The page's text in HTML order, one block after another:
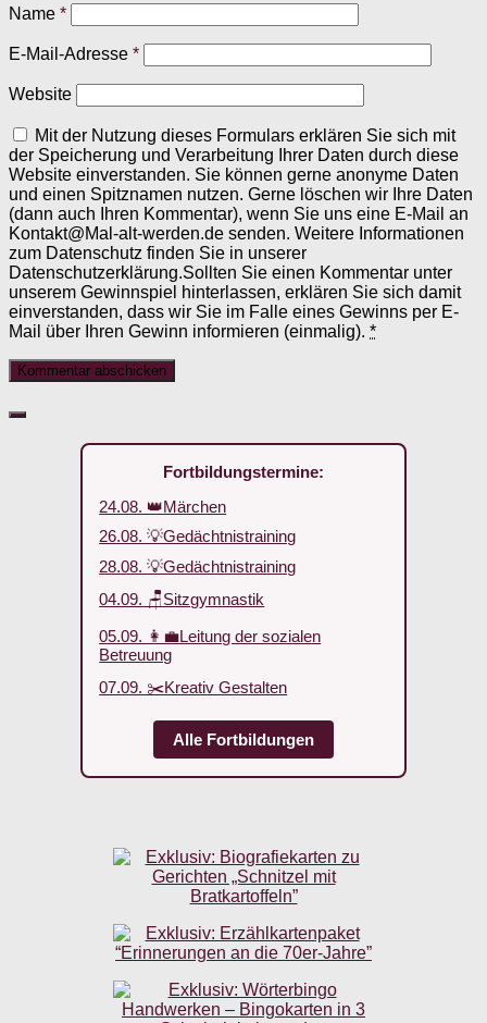
Name *
E-Mail-Adresse *
Website
Mit der Nutzung dieses Formulars erklären Sie sich mit
der Speicherung und Verarbeitung Ihrer Daten durch diese
Website einverstanden. Sie können gerne anonyme Daten
und einen Spitznamen nutzen. Gerne löschen wir Ihre Daten
(dann auch Ihren Kommentar), wenn Sie uns eine E-Mail an
Kontakt@Mal-alt-werden.de senden. Weitere Informationen
zum Datenschutz finden Sie in unserer
Datenschutzerklärung.Sollten Sie einen Kommentar unter
unserem Gewinnspiel hinterlassen, erklären Sie sich damit
einverstanden, dass wir Sie im Falle eines Gewinns per E-
Mail über Ihren Gewinn informieren (einmalig). *
Fortbildungstermine:
24.08. 👑Märchen
26.08. 💡Gedächtnistraining
28.08. 💡Gedächtnistraining
04.09. 🪑Sitzgymnastik
05.09. 👩‍💼Leitung der sozialen
Betreuung
07.09. ✂️Kreativ Gestalten
Alle Fortbildungen